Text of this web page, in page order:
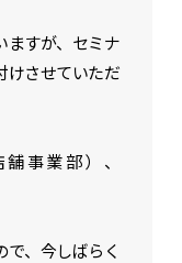
ますが、セミナ
けさせていただ
舗事業部）、
、今しばらく